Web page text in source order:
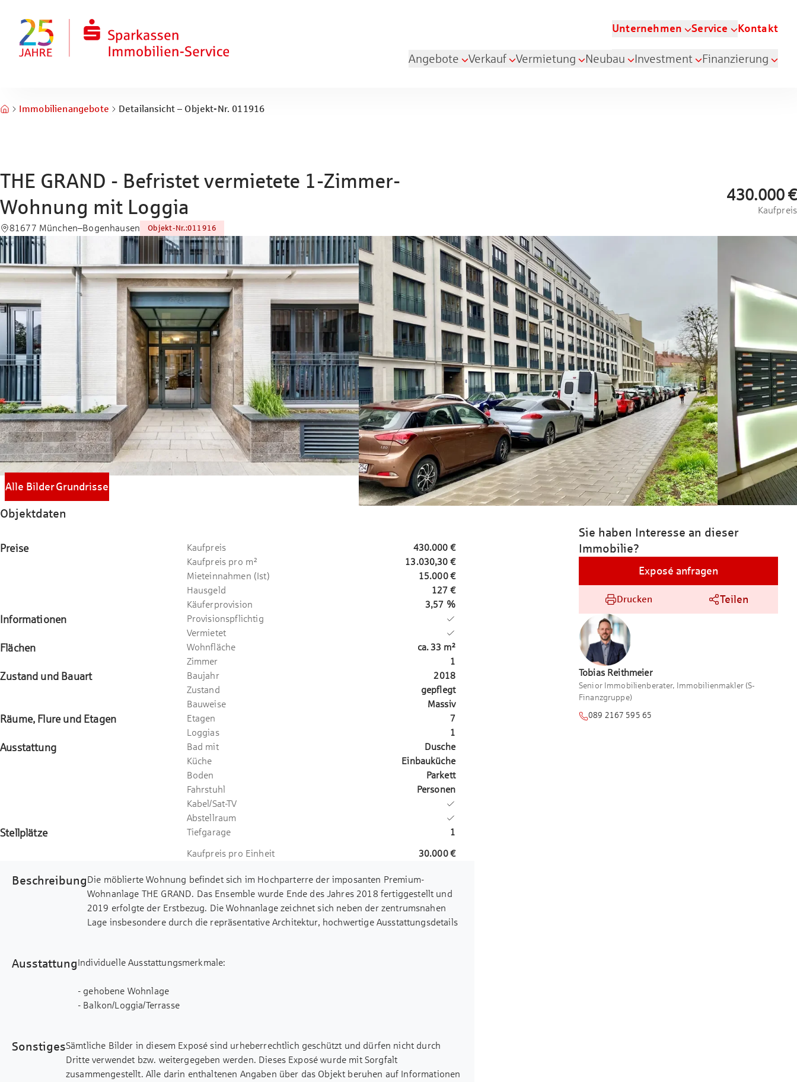
Zum Fuß springen
Unternehmen Service Kontakt
Angebote Verkauf Vermietung Neubau Investment Finanzierung
Immobilienangebote Detailansicht – Objekt-Nr. 011916
THE GRAND - Befristet vermietete 1-Zimmer-
Wohnung mit Loggia
81677 München–Bogenhausen Objekt-Nr.:011916
430.000 €
Kaufpreis
Alle BilderGrundrisse
Objektdaten
Preise Kaufpreis
430.000 €
Kaufpreis pro m²
13.030,30 €
Mieteinnahmen (Ist)
15.000 €
Hausgeld
127 €
Käuferprovision
3,57 %
Informationen
Provisionspflichtig
Vermietet
Flächen Wohnfläche ca.33 m²
Zimmer
1
Zustand und Bauart Baujahr
2018
Zustand
gepflegt
Bauweise
Massiv
Räume, Flure und Etagen Etagen
7
Loggias
1
Ausstattung Bad mit
Dusche
Küche
Einbauküche
Boden
Parkett
Fahrstuhl
Personen
Kabel/Sat-TV
Abstellraum
Stellplätze Tiefgarage 1
Kaufpreis pro Einheit 30.000 €
BeschreibungDie möblierte Wohnung befindet sich im Hochparterre der imposanten Premium-
Wohnanlage THE GRAND. Das Ensemble wurde Ende des Jahres 2018 fertiggestellt und
2019 erfolgte der Erstbezug. Die Wohnanlage zeichnet sich neben der zentrumsnahen
Lage insbesondere durch die repräsentative Architektur, hochwertige Ausstattungsdetails
und Zugang zu einer verglasten Ostloggia, ein modernes Badezimmer mit bodentiefer
Türen und dem schwellenlos verlegten Fliesenboden verleiht der Wohnung ein besonders
edles und gleichzeitig zeitloses Wohnambiente. Zur Wohnung gehört ein geräumiges
für 30.000 EUR angeboten. Die Brutto-Mieteinnahmen belaufen sich derzeit auf 1.400,00
EUR / Monat, inkl. Betriebskostenpauschale und Möblierung.
AusstattungIndividuelle Ausstattungsmerkmale:
- gehobene Wohnlage
- Balkon/Loggia/Terrasse
- Videogegensprechanlage
- Wasch-/ Trockenraum
- Fahrradraum/ -keller
SonstigesSämtliche Bilder in diesem Exposé sind urheberrechtlich geschützt und dürfen nicht durch
Dritte verwendet bzw. weitergegeben werden. Dieses Exposé wurde mit Sorgfalt
zusammengestellt. Alle darin enthaltenen Angaben über das Objekt beruhen auf Informationen
Sie haben Interesse an dieser
Immobilie?
Exposé anfragen
Drucken Teilen
Tobias Reithmeier
Senior Immobilienberater, Immobilienmakler (S-
Finanzgruppe)
089 2167 595 65